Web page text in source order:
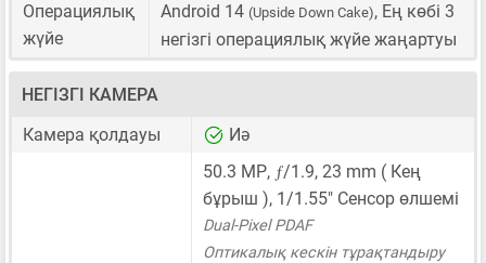
Операциялық
жүйе
Android 14 (Upside Down Cake), Ең көбі 3
негізгі операциялық жүйе жаңартуы
НЕГІЗГІ КАМЕРА
Камера қолдауы
Иә
50.3 MP, ƒ/1.9, 23 mm ( Кең
бұрыш ), 1/1.55" Сенсор өлшемі
Dual-Pixel PDAF
Оптикалық кескін тұрақтандыру